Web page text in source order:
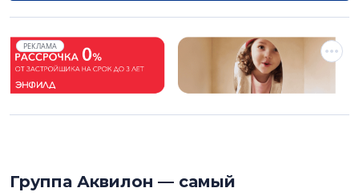
РЕКЛАМА
Группа Аквилон — самый